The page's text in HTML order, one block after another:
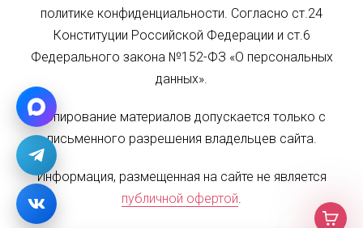
политике конфиденциальности. Согласно ст.24
Конституции Российской Федерации и ст.6
Федерального закона №152-ФЗ «О персональных
данных».
Копирование материалов допускается только с
письменного разрешения владельцев сайта.
Информация, размещенная на сайте не является
публичной офертой.